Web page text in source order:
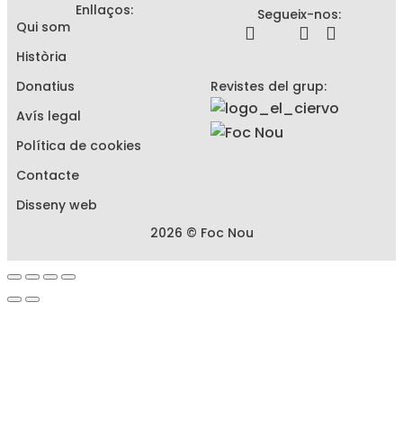
Enllaços:
Qui som
Història
Donatius
Avís legal
Política de cookies
Contacte
Disseny web
Segueix-nos:
Revistes del grup:
2026 © Foc Nou